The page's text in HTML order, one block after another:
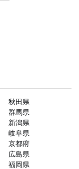
秋田県
群馬県
新潟県
岐阜県
京都府
広島県
福岡県